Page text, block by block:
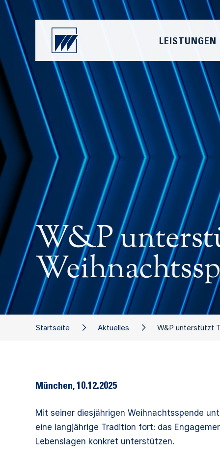
München, 10.12.2025
Mit seiner diesjährigen Weihnachtsspende
eine langjährige Tradition fort: das
Lebenslagen konkret unterstützen.
Startseite Aktuelles W&P unterstützt
W&P
LEISTUNGEN